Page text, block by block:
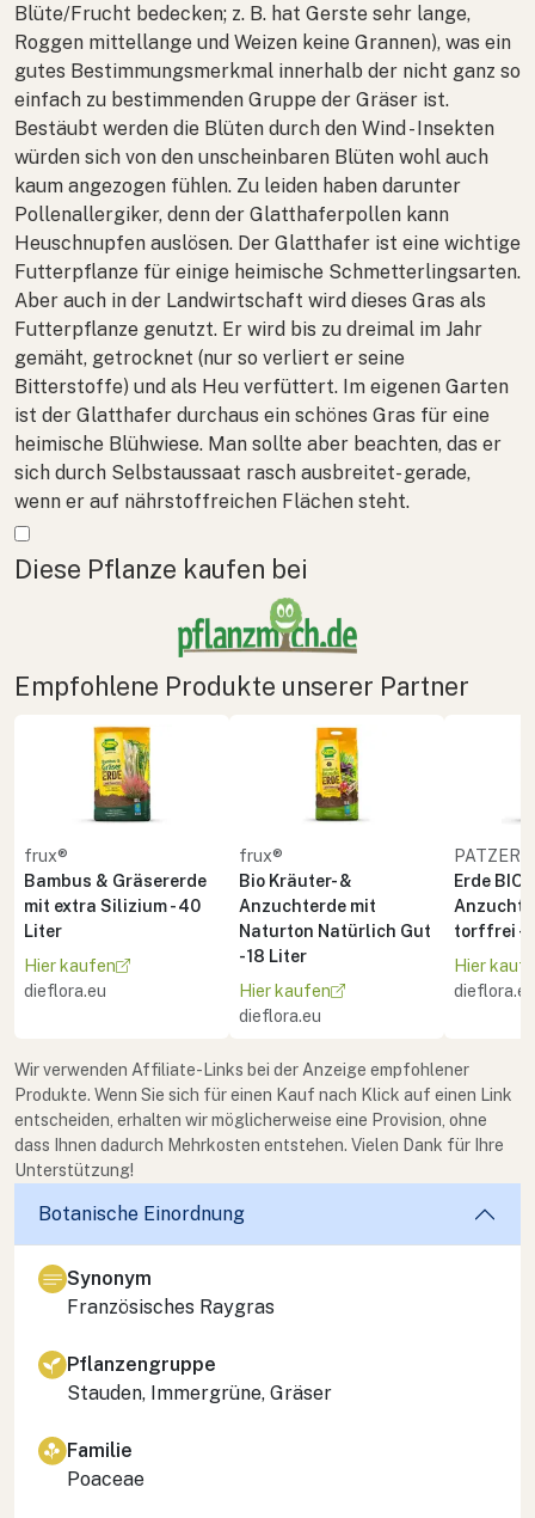
Blüte/Frucht bedecken; z. B. hat Gerste sehr lange,
Roggen mittellange und Weizen keine Grannen), was ein
gutes Bestimmungsmerkmal innerhalb der nicht ganz so
einfach zu bestimmenden Gruppe der Gräser ist.
Bestäubt werden die Blüten durch den Wind - Insekten
würden sich von den unscheinbaren Blüten wohl auch
kaum angezogen fühlen. Zu leiden haben darunter
Pollenallergiker, denn der Glatthaferpollen kann
Heuschnupfen auslösen. Der Glatthafer ist eine wichtige
Futterpflanze für einige heimische Schmetterlingsarten.
Aber auch in der Landwirtschaft wird dieses Gras als
Futterpflanze genutzt. Er wird bis zu dreimal im Jahr
gemäht, getrocknet (nur so verliert er seine
Bitterstoffe) und als Heu verfüttert. Im eigenen Garten
ist der Glatthafer durchaus ein schönes Gras für eine
heimische Blühwiese. Man sollte aber beachten, das er
sich durch Selbstaussaat rasch ausbreitet- gerade,
wenn er auf nährstoffreichen Flächen steht.
Mehr anzeigen
Diese Pflanze kaufen bei
Empfohlene Produkte unserer Partner
frux®
Bambus & Gräsererde
mit extra Silizium - 40
Liter
Hier kaufen
dieflora.eu
frux®
Bio Kräuter- &
Anzuchterde mit
Naturton Natürlich Gut
- 18 Liter
Hier kaufen
dieflora.eu
PATZER
Erde
Anzucht
torffrei -
Hier
dieflora.eu
Wir verwenden Affiliate-Links bei der Anzeige empfohlener
Produkte. Wenn Sie sich für einen Kauf nach Klick auf einen Link
entscheiden, erhalten wir möglicherweise eine Provision, ohne
dass Ihnen dadurch Mehrkosten entstehen. Vielen Dank für Ihre
Unterstützung!
Botanische Einordnung
Synonym
Französisches Raygras
Pflanzengruppe
Stauden, Immergrüne, Gräser
Familie
Poaceae